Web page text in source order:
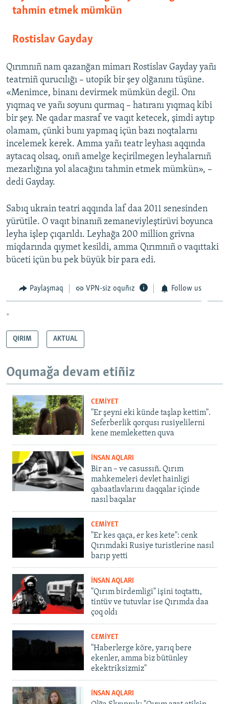
tahmin etmek mümkün
Rostislav Gayday
Qırımnıñ nam qazanğan mimarı Rostislav Gayday yañı
teatrniñ qurucılığı – utopik bir şey olğanını tüşüne.
«Menimce, binanı devirmek mümkün degil. Onı
yıqmaq ve yañı soyunı qurmaq – hatıranı yıqmaq kibi
bir şey. Ne qadar masraf ve vaqıt ketecek, şimdi aytıp
olamam, çünki bunı yapmaq içün bazı noqtalarnı
incelemek kerek. Amma yañı teatr leyhası aqqında
aytacaq olsaq, onıñ amelge keçirilmegen leyhalarnıñ
mezarlığına yol alacağını tahmin etmek mümkün», –
dedi Gayday.
Sabıq ukrain teatri aqqında laf daa 2011 senesinden
yürütile. O vaqıt binanıñ zemaneviyleştirüvi boyunca
leyha işlep çıqarıldı. Leyhağa 200 million grivna
miqdarında qıymet kesildi, amma Qırımnıñ o vaqıttaki
büceti içün bu pek büyük bir para edi.
Paylaşmaq VPN-siz oquñız Follow us
*
QIRIM AKTUAL
Oqumağa devam etiñiz
CEMİYET
"Er şeyni eki künde taşlap kettim".
Seferberlik qorqusı rusiyelilerni
kene memleketten quva
İNSAN AQLARI
Bir an – ve casussıñ. Qırım
mahkemeleri devlet hainligi
qabaatlavlarını daqqalar içinde
nasıl baqalar
CEMİYET
"Er kes qaça, er kes kete": cenk
Qırımdaki Rusiye turistlerine nasıl
barıp yetti
İNSAN AQLARI
"Qırım birdemligi" işini toqtattı,
tintüv ve tutuvlar ise Qırımda daa
çoq oldı
CEMİYET
"Haberlerge köre, yarıq bere
ekenler, amma biz bütünley
ekektriksizmiz"
İNSAN AQLARI